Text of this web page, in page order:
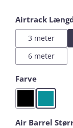
Vælg
Airtrack
3 meter
6 meter
Vælg
Farve
Black Mint
Vælg
Air Barrel